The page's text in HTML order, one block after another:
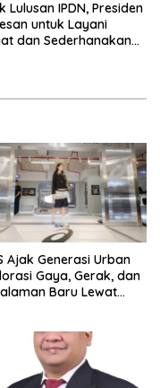
Lulusan IPDN, Presiden
untuk Layani
dan Sederhanakan
Ajak Generasi Urban
Gaya, Gerak, dan
Baru Lewat